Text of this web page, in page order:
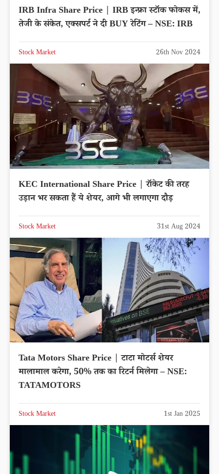
IRB Infra Share Price | IRB इन्फ्रा स्टॉक फोकस में,
तेजी के संकेत, एक्सपर्ट ने दी BUY रेटिंग – NSE: IRB
Stock Market 26th Nov 2024
KEC International Share Price | रॉकेट की तरह
उड़ान भर सकता हैं ये शेयर, आगे भी लगाएगा दौड़
Stock Market 31st Aug 2024
Tata Motors Share Price | टाटा मोटर्स शेयर
मालामाल करेगा, 50% तक का रिटर्न मिलेगा – NSE:
TATAMOTORS
Stock Market 1st Jan 2025